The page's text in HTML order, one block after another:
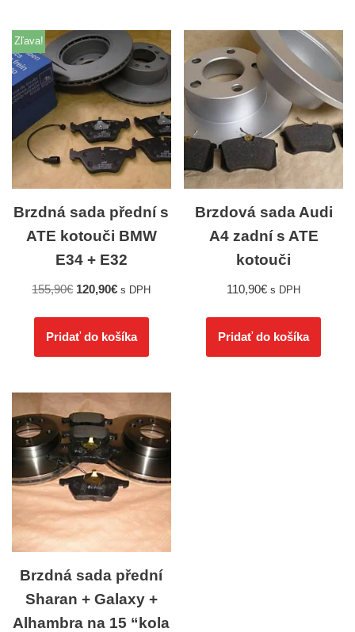
Zľava!
Brzdná sada přední s
ATE kotouči BMW
E34 + E32
155,90€ 120,90€ s DPH
Pridať do košíka
Brzdová sada Audi
A4 zadní s ATE
kotouči
110,90€ s DPH
Pridať do košíka
Brzdná sada přední
Sharan + Galaxy +
Alhambra na 15 “kola